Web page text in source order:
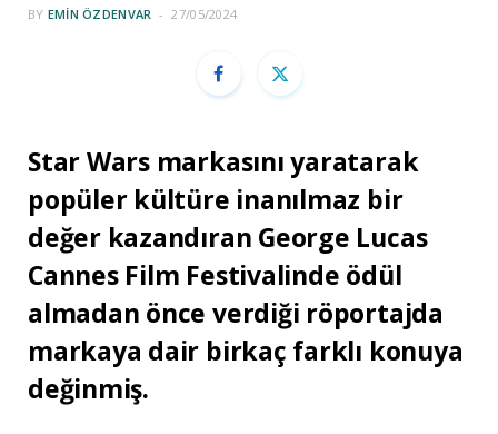
BY EMIN ÖZDENVAR 27/05/2024
Star Wars markasını yaratarak
popüler kültüre inanılmaz bir
değer kazandıran George Lucas
Cannes Film Festivalinde ödül
almadan önce verdiği röportajda
markaya dair birkaç farklı konuya
değinmiş.